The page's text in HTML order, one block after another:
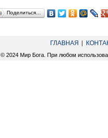
Поделиться…
ГЛАВНАЯ
© 2024 Мир Бога. При любом